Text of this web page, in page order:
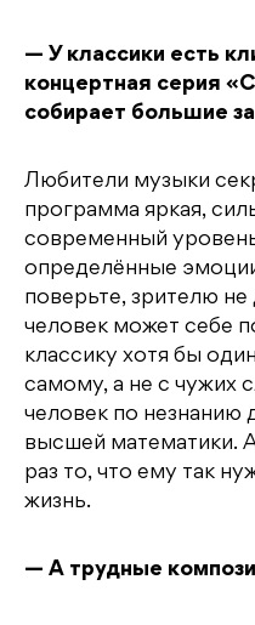
— У классики есть
концертная серия
собирает большие
Любители музыки
программа яркая,
современный
определённые
поверьте, зрителю
человек может себе
классику хотя бы
самому, а не с чужих
человек по незнанию
высшей математики.
раз то, что ему так
жизнь.
— А трудные